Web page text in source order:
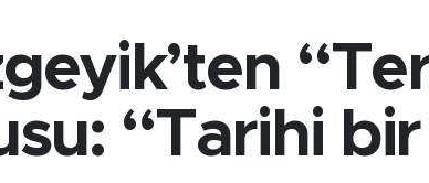
“Tarihi bir